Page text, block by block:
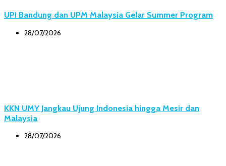
UPI Bandung dan UPM Malaysia Gelar Summer Program
28/07/2026
KKN UMY Jangkau Ujung Indonesia hingga Mesir dan
Malaysia
28/07/2026